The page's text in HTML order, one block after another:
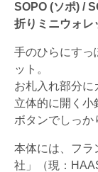
SOPO (ソポ) /
折りミニウォレ
手のひらにすっ
ット。
お札入れ部分に
立体的に開く小
ボタンでしっか
本体には、フラ
社」（現：